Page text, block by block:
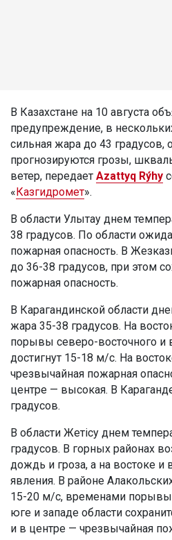
В Казахстане на 10 августа
предупреждение, в
сильная жара до 43 градусов,
прогнозируются грозы,
ветер, передает Azattyq Rýhy
«Казгидромет».
В области Улытау днем
38 градусов. По области
пожарная опасность. В
до 36-38 градусов, при этом
пожарная опасность.
В Карагандинской области
жара 35-38 градусов. На
порывы северо-восточного и
достигнут 15-18 м/с. На
чрезвычайная пожарная
центре — высокая. В
градусов.
В области Жетісу днем
градусов. В горных районах
дождь и гроза, а на востоке и
явления. В районе
15-20 м/с, временами порывы
юге и западе области
и в центре — чрезвычайная